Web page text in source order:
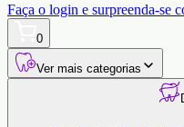
Faça o login e surpreenda-se
0
Ver mais categorias